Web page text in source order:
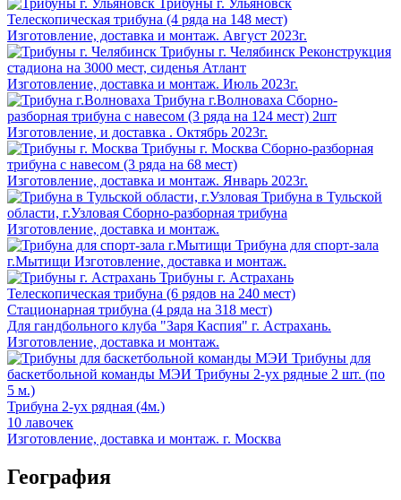
Телескопическая трибуна (4 ряда на 148 мест)
Изготовление, доставка и монтаж. Август 2023г.
Трибуны г. Челябинск Реконструкция
стадиона на 3000 мест, сиденья Атлант
Изготовление, доставка и монтаж. Июль 2023г.
Трибуна г.Волноваха Сборно-
разборная трибуна с навесом (3 ряда на 124 мест) 2шт
Изготовление, и доставка . Октябрь 2023г.
Трибуны г. Москва Сборно-разборная
трибуна с навесом (3 ряда на 68 мест)
Изготовление, доставка и монтаж. Январь 2023г.
Трибуна в Тульской
области, г.Узловая Сборно-разборная трибуна
Изготовление, доставка и монтаж.
Трибуна для спорт-зала
г.Мытищи Изготовление, доставка и монтаж.
Трибуны г. Астрахань
Телескопическая трибуна (6 рядов на 240 мест)
Стационарная трибуна (4 ряда на 318 мест)
Для гандбольного клуба "Заря Каспия" г. Астрахань.
Изготовление, доставка и монтаж.
Трибуны для
баскетбольной команды МЭИ Трибуны 2-ух рядные 2 шт. (по
5 м.)
Трибуна 2-ух рядная (4м.)
10 лавочек
Изготовление, доставка и монтаж. г. Москва
География